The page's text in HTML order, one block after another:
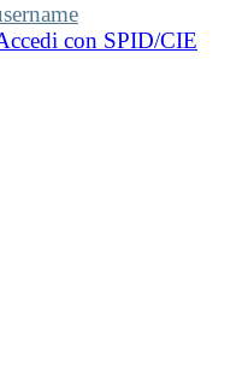
con SPID/CIE